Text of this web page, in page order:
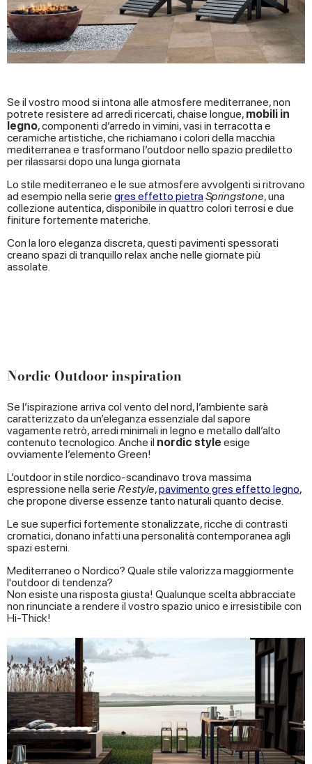
Se il vostro mood si intona alle atmosfere mediterranee, non
potrete resistere ad arredi ricercati, chaise longue, mobili in
legno, componenti d’arredo in vimini, vasi in terracotta e
ceramiche artistiche, che richiamano i colori della macchia
mediterranea e trasformano l’outdoor nello spazio prediletto
per rilassarsi dopo una lunga giornata
Lo stile mediterraneo e le sue atmosfere avvolgenti si ritrovano
ad esempio nella serie gres effetto pietraSpringstone, una
collezione autentica, disponibile in quattro colori terrosi e due
finiture fortemente materiche.
Con la loro eleganza discreta, questi pavimenti spessorati
creano spazi di tranquillo relax anche nelle giornate più
assolate.
Nordic Outdoor inspiration
Se l’ispirazione arriva col vento del nord, l’ambiente sarà
caratterizzato da un’eleganza essenziale dal sapore
vagamente retrò, arredi minimali in legno e metallo dall’alto
contenuto tecnologico. Anche il nordic style esige
ovviamente l’elemento Green!
L’outdoor in stile nordico-scandinavo trova massima
espressione nella serie Restyle,pavimento gres effetto legno,
che propone diverse essenze tanto naturali quanto decise.
Le sue superfici fortemente stonalizzate, ricche di contrasti
cromatici, donano infatti una personalità contemporanea agli
spazi esterni.
Mediterraneo o Nordico? Quale stile valorizza maggiormente
l'outdoor di tendenza?
Non esiste una risposta giusta! Qualunque scelta abbracciate
non rinunciate a rendere il vostro spazio unico e irresistibile con
Hi-Thick!